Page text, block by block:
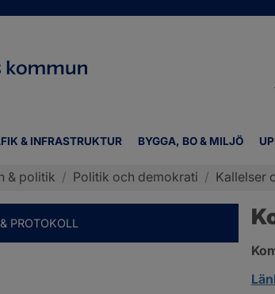
& INFRASTRUKTUR BYGGA, BO & MILJÖ
& politik / Politik och demokrati / Kallelser
PROTOKOLL